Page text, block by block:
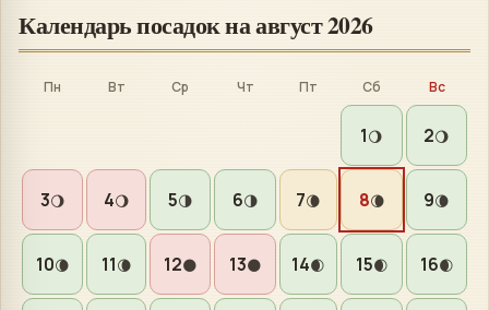
Календарь посадок наавгуст 2026
Пн Вт Ср Чт Пт Сб Вс
1🌖 2🌖
3🌖 4🌖 5🌗 6🌗 7🌘 8🌘 9🌘
10🌘 11🌘 12🌑 13🌑 14🌒 15🌒 16🌒